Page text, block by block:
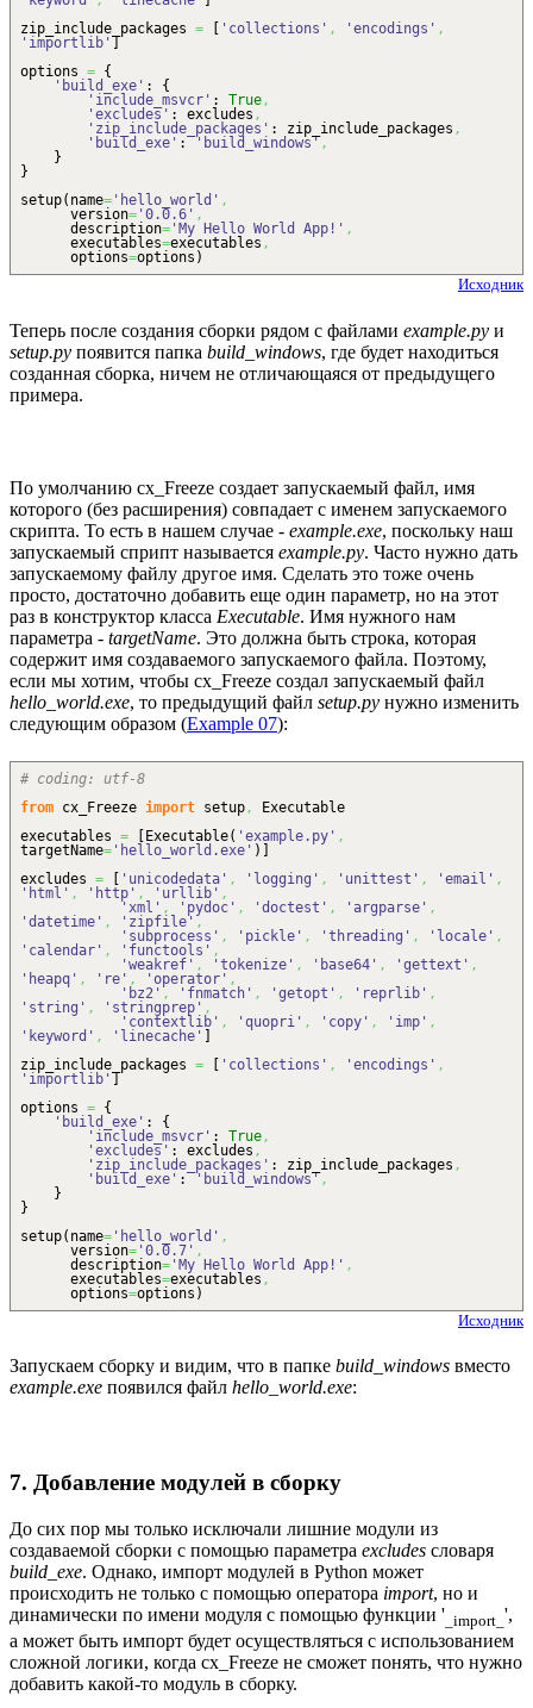
zip_include_packages = 'collections' , 'encodings' ,
'importlib'
options = {
'build_exe' : {
'include_msvcr' : True,
'excludes' : excludes ,
'zip_include_packages' : zip_include_packages ,
'build_exe' : 'build_windows' ,
}
}
setup( name= 'hello_world' ,
version= '0.0.6' ,
description= 'My Hello World App!' ,
executables=executables ,
options=options )
Исходник
Теперь после создания сборки рядом с файлами example.py и
setup.py появится папка build_windows, где будет находиться
созданная сборка, ничем не отличающаяся от предыдущего
примера.
По умолчанию cx_Freeze создает запускаемый файл, имя
которого (без расширения) совпадает с именем запускаемого
скрипта. То есть в нашем случае - example.exe, поскольку наш
запускаемый сприпт называется example.py. Часто нужно дать
запускаемому файлу другое имя. Сделать это тоже очень
просто, достаточно добавить еще один параметр, но на этот
раз в конструктор класса Executable. Имя нужного нам
параметра - targetName. Это должна быть строка, которая
содержит имя создаваемого запускаемого файла. Поэтому,
если мы хотим, чтобы cx_Freeze создал запускаемый файл
hello_world.exe, то предыдущий файл setup.py нужно изменить
следующим образом (Example 07):
# coding: utf-8
from cx_Freeze import setup ,
Executable
executables = [Executable( 'example.py' ,
targetName= 'hello_world.exe' ) ]
excludes = [ 'unicodedata' , 'logging' , 'unittest' , 'email' ,
'html' , 'http' , 'urllib' ,
'xml' , 'pydoc' , 'doctest' , 'argparse' ,
'datetime' , 'zipfile' ,
'subprocess' , 'pickle' , 'threading' , 'locale' ,
'calendar' , 'functools' ,
'weakref' , 'tokenize' , 'base64' , 'gettext' ,
'heapq' , 're' , 'operator' ,
'bz2' , 'fnmatch' , 'getopt' , 'reprlib' ,
'string' , 'stringprep' ,
'contextlib' , 'quopri' , 'copy' , 'imp' ,
'keyword' , 'linecache' ]
zip_include_packages = [ 'collections' , 'encodings' ,
'importlib' ]
options = {
'build_exe' : {
'include_msvcr' : True ,
'excludes' : excludes ,
'zip_include_packages' : zip_include_packages ,
'build_exe' :'build_windows',
}
}
setup( name= 'hello_world' ,
version= '0.0.7' ,
description= 'My Hello World App!' ,
executables=executables ,
options=options )
Исходник
Запускаем сборку и видим, что в папке build_windows вместо
example.exe появился файл hello_world.exe:
7. Добавление модулей в сборку
До сих пор мы только исключали лишние модули из
создаваемой сборки с помощью параметра excludes словаря
build_exe. Однако, импорт модулей в Python может
происходить не только с помощью оператора import, но и
динамически по имени модуля с помощью функции ' _import_ ',
а может быть импорт будет осуществляться с использованием
сложной логики, когда cx_Freeze не сможет понять, что нужно
добавить какой-то модуль в сборку.